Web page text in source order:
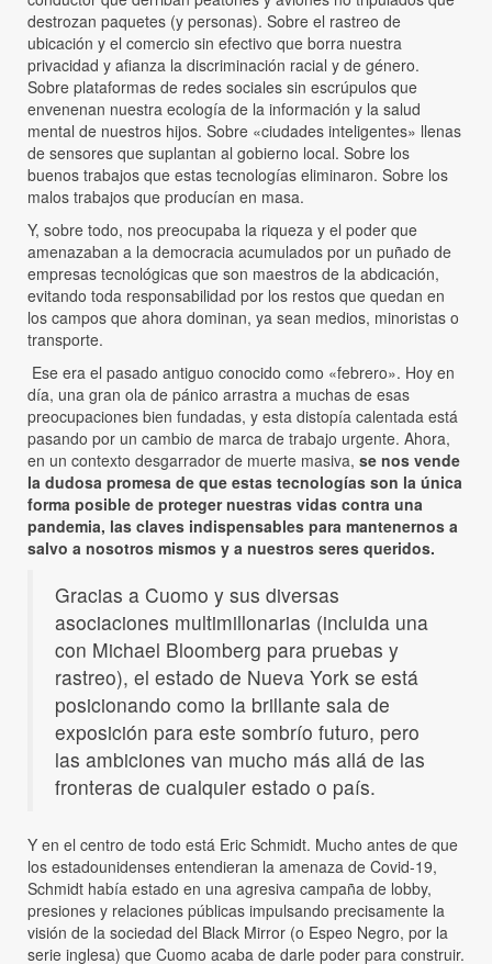
destrozan paquetes (y personas). Sobre el rastreo de
ubicación y el comercio sin efectivo que borra nuestra
privacidad y afianza la discriminación racial y de género.
Sobre plataformas de redes sociales sin escrúpulos que
envenenan nuestra ecología de la información y la salud
mental de nuestros hijos. Sobre «ciudades inteligentes» llenas
de sensores que suplantan al gobierno local. Sobre los
buenos trabajos que estas tecnologías eliminaron. Sobre los
malos trabajos que producían en masa.
Y, sobre todo, nos preocupaba la riqueza y el poder que
amenazaban a la democracia acumulados por un puñado de
empresas tecnológicas que son maestros de la abdicación,
evitando toda responsabilidad por los restos que quedan en
los campos que ahora dominan, ya sean medios, minoristas o
transporte.
Ese era el pasado antiguo conocido como «febrero». Hoy en
día, una gran ola de pánico arrastra a muchas de esas
preocupaciones bien fundadas, y esta distopía calentada está
pasando por un cambio de marca de trabajo urgente. Ahora,
en un contexto desgarrador de muerte masiva, se nos vende
la dudosa promesa de que estas tecnologías son la única
forma posible de proteger nuestras vidas contra una
pandemia, las claves indispensables para mantenernos a
salvo a nosotros mismos y a nuestros seres queridos.
Gracias a Cuomo y sus diversas
asociaciones multimillonarias (incluida una
con Michael Bloomberg para pruebas y
rastreo), el estado de Nueva York se está
posicionando como la brillante sala de
exposición para este sombrío futuro, pero
las ambiciones van mucho más allá de las
fronteras de cualquier estado o país.
Y en el centro de todo está Eric Schmidt. Mucho antes de que
los estadounidenses entendieran la amenaza de Covid-19,
Schmidt había estado en una agresiva campaña de lobby,
presiones y relaciones públicas impulsando precisamente la
visión de la sociedad del Black Mirror (o Espeo Negro, por la
serie inglesa) que Cuomo acaba de darle poder para construir.